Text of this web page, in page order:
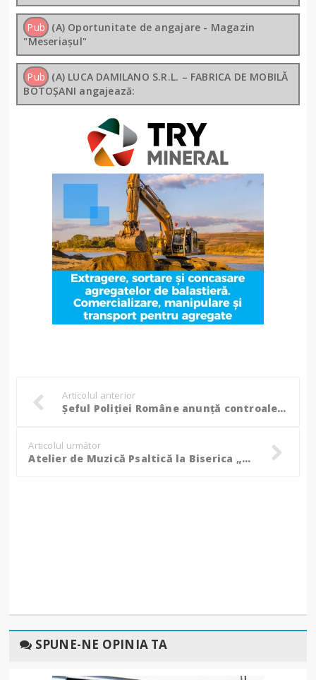
Pub (A) Oportunitate de angajare - Magazin
"Meseriașul"
Pub (A) LUCA DAMILANO S.R.L. – FABRICA DE MOBILĂ
BOTOȘANI angajează:
Articolul anterior
Șeful Poliției Române anunță controale în toată țara, după cazul femeii ucise în Teleorman!
Articolul următor
Atelier de Muzică Psaltică la Biserica „Sf. Ioan Botezătorul” Botoșani!
SPUNE-NE OPINIA TA